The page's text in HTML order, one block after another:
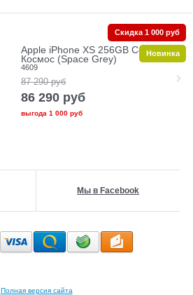
Apple iPhone XS 256GB Серый
Космос (Space Grey)
4609
87 290 руб
86 290 руб
выгода 1 000 руб
Скидка 1 000 руб
Новинка
Мы в Facebook
Полная версия сайта